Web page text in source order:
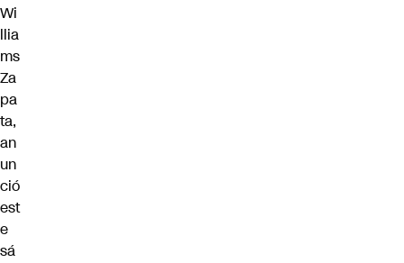
Wi
llia
ms
Za
pa
ta,
an
un
ció
est
e
sá